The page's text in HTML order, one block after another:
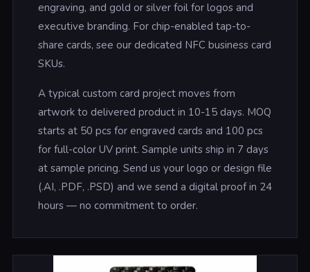
engraving, and gold or silver foil for logos and
executive branding. For chip-enabled tap-to-
share cards, see our dedicated NFC business card
SKUs.
A typical custom card project moves from
artwork to delivered product in 10-15 days. MOQ
starts at 50 pcs for engraved cards and 100 pcs
for full-color UV print. Sample units ship in 7 days
at sample pricing. Send us your logo or design file
(.AI, .PDF, .PSD) and we send a digital proof in 24
hours — no commitment to order.